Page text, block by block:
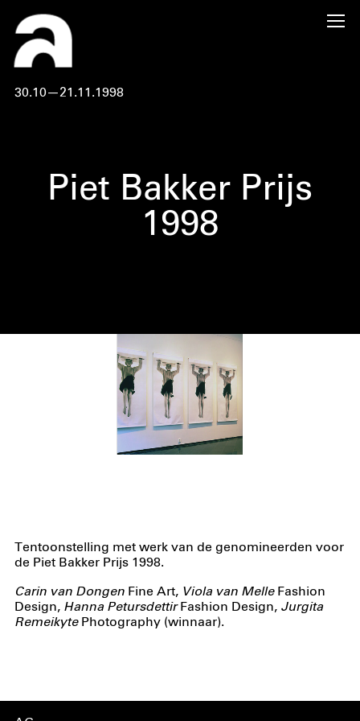
30.10—21.11.1998
Piet Bakker Prijs
1998
Tentoonstelling met werk van de genomineerden voor
de Piet Bakker Prijs 1998.
Carin van DongenFine Art, Viola van MelleFashion
Design, Hanna PetursdettirFashion Design, Jurgita
RemeikytePhotography (winnaar).